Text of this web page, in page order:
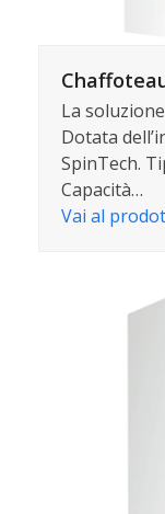
La
Dotata
SpinTech.
Capacità…
Vai al